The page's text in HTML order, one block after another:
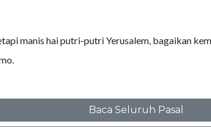
manis hai putri-putri Yerusalem, bagaikan
Baca Seluruh Pasal